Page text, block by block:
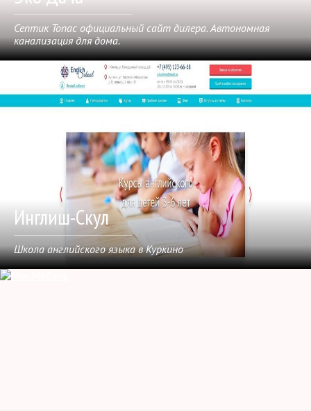
Септик Топас официальный сайт дилера. Автономная
канализация для дома.
Инглиш-Скул
Школа английского языка в Куркино